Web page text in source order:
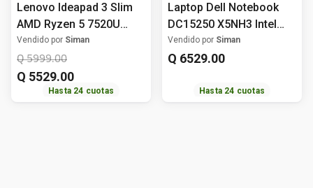
Lenovo Ideapad 3 Slim
AMD Ryzen 5 7520U
512GB SSD Windows 11
15.6" (39.62 cm)
Vendido por Siman
Q 5999.00
Q 5529.00
Hasta 24 cuotas
Laptop Dell Notebook
DC15250 X5NH3 Intel
Core i5 1334U 16GB
RAM 512 GB SSD
(39.62 cm)
Vendido por Siman
Q 6529.00
Hasta 24 cuotas